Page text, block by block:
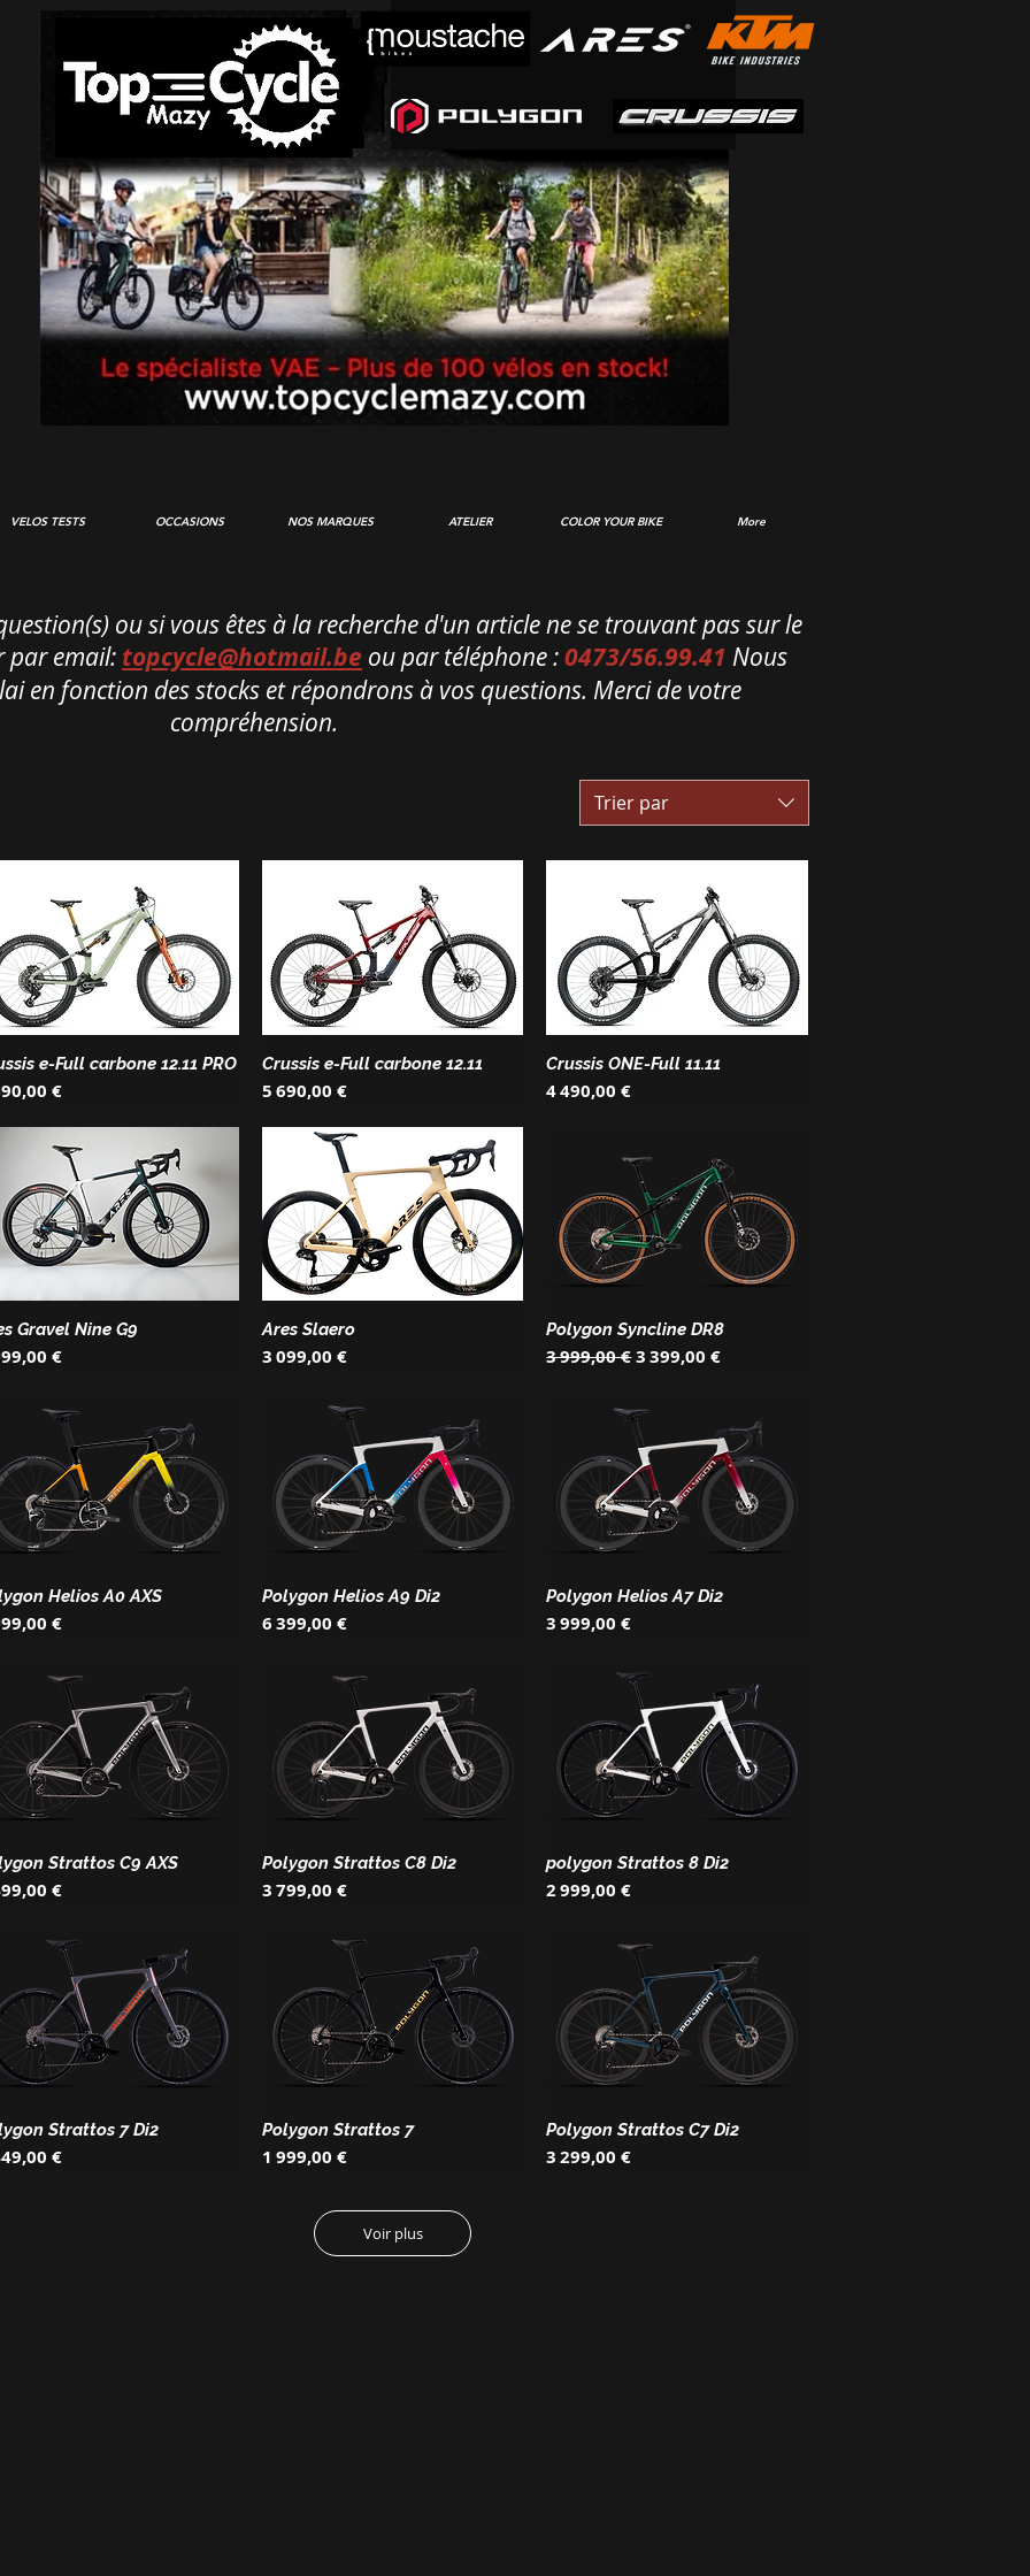
VELOS TESTS OCCASIONS NOS MARQUES ATELIER COLOR YOUR BIKE More
ou si vous êtes à la recherche d'un article ne se trouvant pas sur le
par email: topcycle@hotmail.be ou par téléphone :0473/56.99.41 Nous
en fonction des stocks et répondrons à vos questions. Merci de votre
compréhension.
Trier par
e-Full carbone 12.11 PRO
€
Crussis e-Full carbone 12.11
Prix
5 690,00 €
Crussis ONE-Full 11.11
Prix
4 490,00 €
Gravel Nine G9
€
Ares Slaero
Prix
3 099,00 €
Polygon Syncline DR8
Prix original
3 999,00 €Prix promotionnel
3 399,00 €
Helios A0 AXS
€
Polygon Helios A9 Di2
Prix
6 399,00 €
Polygon Helios A7 Di2
Prix
3 999,00 €
Strattos C9 AXS
€
Polygon Strattos C8 Di2
Prix
3 799,00 €
polygon Strattos 8 Di2
Prix
2 999,00 €
Strattos 7 Di2
€
Polygon Strattos 7
Prix
1 999,00 €
Polygon Strattos C7 Di2
Prix
3 299,00 €
Voir plus